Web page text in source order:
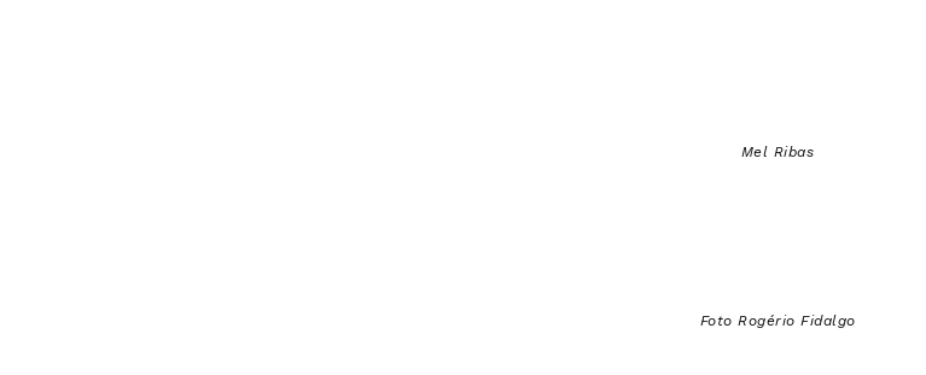
Mel Ribas
Foto Rogério Fidalgo